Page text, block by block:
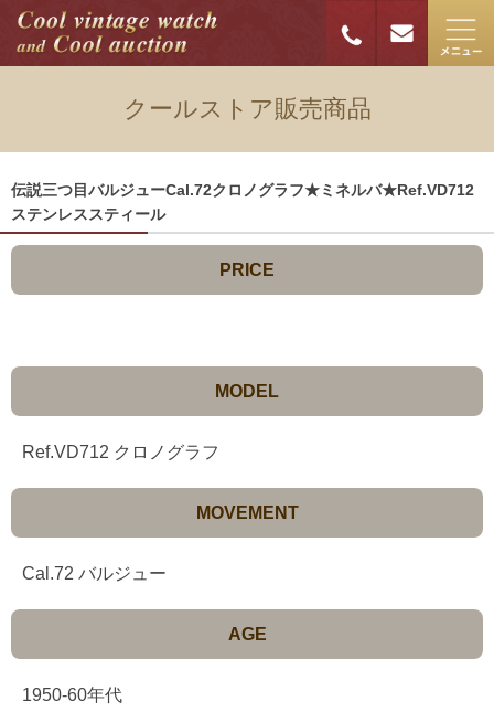
クールストア販売商品
伝説三つ目バルジューCal.72クロノグラフ★ミネルバ★Ref.VD712
ステンレススティール
PRICE
MODEL
Ref.VD712 クロノグラフ
MOVEMENT
Cal.72 バルジュー
AGE
1950-60年代